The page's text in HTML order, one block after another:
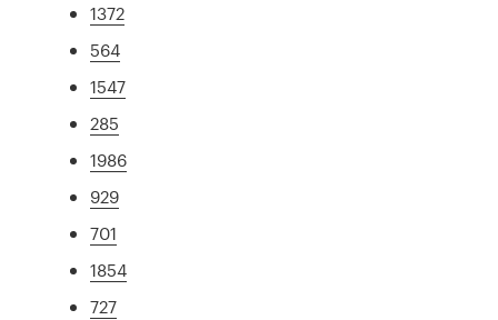
1372
564
1547
285
1986
929
701
1854
727